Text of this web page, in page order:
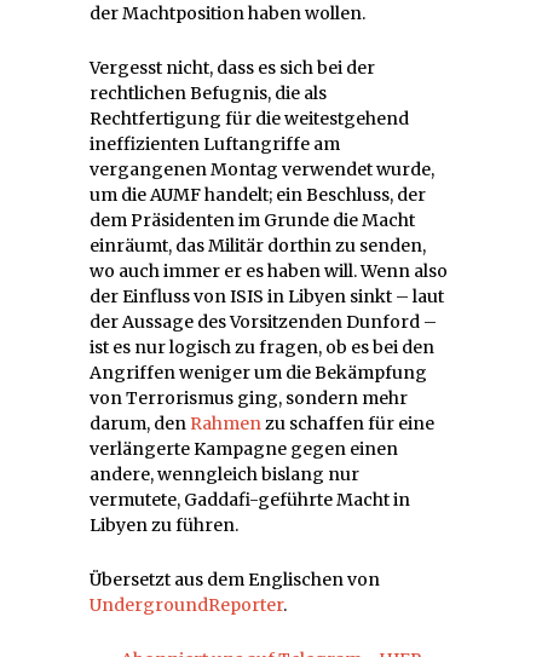
der Machtposition haben wollen.
Vergesst nicht, dass es sich bei der
rechtlichen Befugnis, die als
Rechtfertigung für die weitestgehend
ineffizienten Luftangriffe am
vergangenen Montag verwendet wurde,
um die AUMF handelt; ein Beschluss, der
dem Präsidenten im Grunde die Macht
einräumt, das Militär dorthin zu senden,
wo auch immer er es haben will. Wenn also
der Einfluss von ISIS in Libyen sinkt – laut
der Aussage des Vorsitzenden Dunford –
ist es nur logisch zu fragen, ob es bei den
Angriffen weniger um die Bekämpfung
von Terrorismus ging, sondern mehr
darum, den Rahmenzu schaffen für eine
verlängerte Kampagne gegen einen
andere, wenngleich bislang nur
vermutete, Gaddafi-geführte Macht in
Libyen zu führen.
Übersetzt aus dem Englischen von
UndergroundReporter.